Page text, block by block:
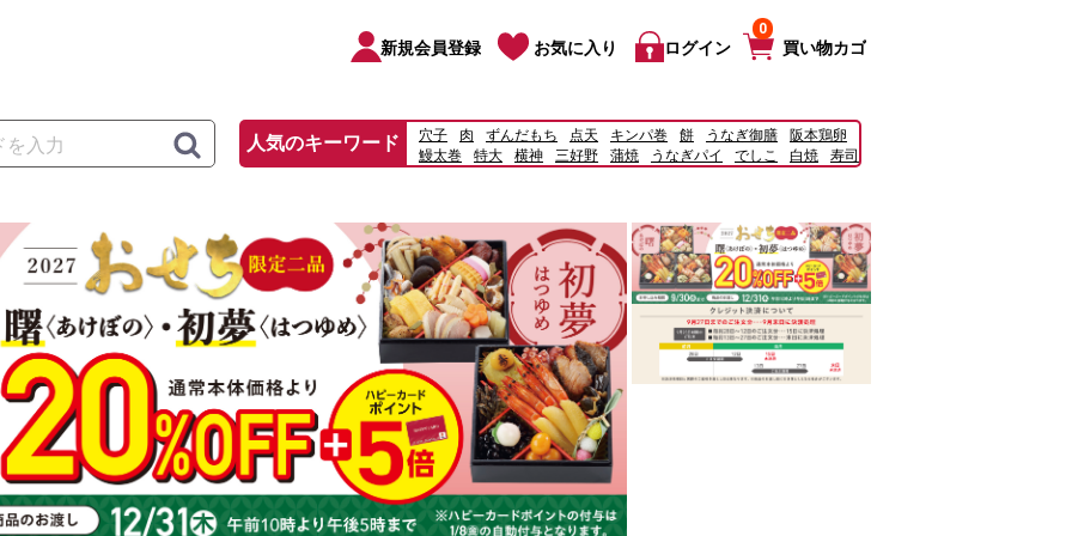
買い物カゴ
0
新規会員登録 お気に入り ログイン
人気のキーワード 穴子 肉 ずんだもち 点天 キンパ巻 餅 うなぎ御膳
阪本鶏卵
鰻太巻
特大 横神 三好野 蒲焼 うなぎパイ でしこ 白焼
寿司